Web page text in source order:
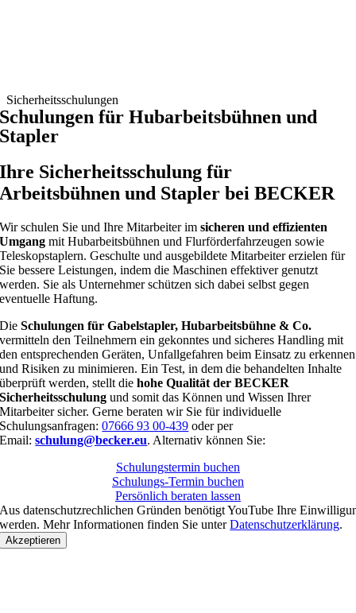
Sicherheitsschulungen
Schulungen für Hubarbeitsbühnen und
Stapler
Ihre Sicherheitsschulung für
Arbeitsbühnen und Stapler bei BECKER
Wir schulen Sie und Ihre Mitarbeiter imsicheren und effizienten
Umgang mit Hubarbeitsbühnen und Flurförderfahrzeugen sowie
Teleskopstaplern. Geschulte und ausgebildete Mitarbeiter erzielen für
Sie bessere Leistungen, indem die Maschinen effektiver genutzt
werden. Sie als Unternehmer schützen sich dabei selbst gegen
eventuelle Haftung.
DieSchulungen für Gabelstapler, Hubarbeitsbühne & Co.
vermitteln den Teilnehmern ein gekonntes und sicheres Handling mit
den entsprechenden Geräten, Unfallgefahren beim Einsatz zu erkennen
und Risiken zu minimieren. Ein Test, in dem die behandelten Inhalte
überprüft werden, stellt diehohe Qualität der BECKER
Sicherheitsschulung und somit das Können und Wissen Ihrer
Mitarbeiter sicher. Gerne beraten wir Sie für individuelle
Schulungsanfragen:07666 93 00-439 oder per
Email:schulung@becker.eu. Alternativ können Sie:
Schulungstermin buchen
Schulungs-Termin buchen
Persönlich beraten lassen
Aus datenschutzrechlichen Gründen benötigt YouTube Ihre
werden. Mehr Informationen finden Sie unterDatenschutzerklärung.
Akzeptieren